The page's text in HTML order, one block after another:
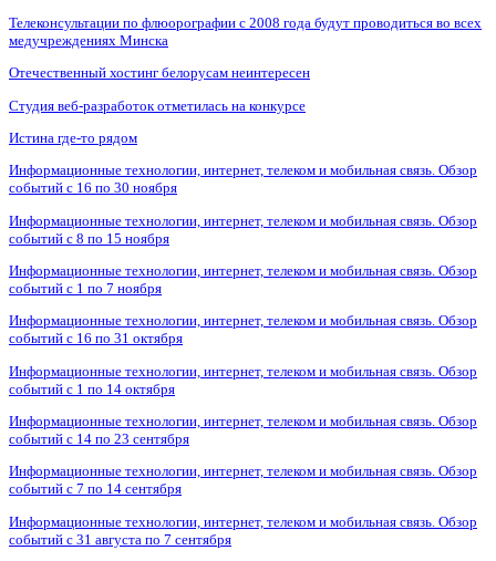
Телеконсультации по флюорографии с 2008 года будут проводиться во всех
медучреждениях Минска
Отечественный хостинг белорусам неинтересен
Студия веб-разработок отметилась на конкурсе
Истина где-то рядом
Информационные технологии, интернет, телеком и мобильная связь. Обзор
событий с 16 по 30 ноября
Информационные технологии, интернет, телеком и мобильная связь. Обзор
событий с 8 по 15 ноября
Информационные технологии, интернет, телеком и мобильная связь. Обзор
событий с 1 по 7 ноября
Информационные технологии, интернет, телеком и мобильная связь. Обзор
событий с 16 по 31 октября
Информационные технологии, интернет, телеком и мобильная связь. Обзор
событий с 1 по 14 октября
Информационные технологии, интернет, телеком и мобильная связь. Обзор
событий с 14 по 23 сентября
Информационные технологии, интернет, телеком и мобильная связь. Обзор
событий с 7 по 14 сентября
Информационные технологии, интернет, телеком и мобильная связь. Обзор
событий с 31 августа по 7 сентября